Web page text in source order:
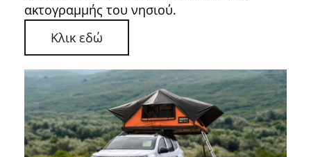
ακτογραμμής του νησιού.
Κλικ εδώ